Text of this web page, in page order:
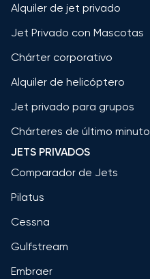
Alquiler de jet privado
Jet Privado con Mascotas
Chárter corporativo
Alquiler de helicóptero
Jet privado para grupos
Chárteres de último minuto
JETS PRIVADOS
Comparador de Jets
Pilatus
Cessna
Gulfstream
Embraer